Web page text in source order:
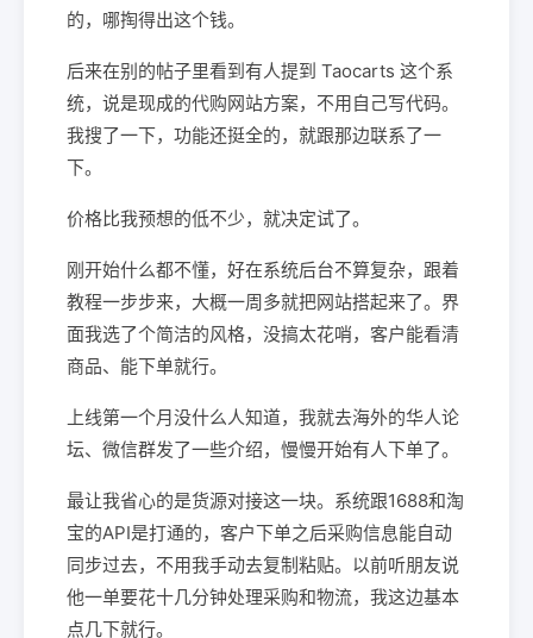
的，哪掏得出这个钱。
后来在别的帖子里看到有人提到 Taocarts 这个系
统，说是现成的代购网站方案，不用自己写代码。
我搜了一下，功能还挺全的，就跟那边联系了一
下。
价格比我预想的低不少，就决定试了。
刚开始什么都不懂，好在系统后台不算复杂，跟着
教程一步步来，大概一周多就把网站搭起来了。界
面我选了个简洁的风格，没搞太花哨，客户能看清
商品、能下单就行。
上线第一个月没什么人知道，我就去海外的华人论
坛、微信群发了一些介绍，慢慢开始有人下单了。
最让我省心的是货源对接这一块。系统跟1688和淘
宝的API是打通的，客户下单之后采购信息能自动
同步过去，不用我手动去复制粘贴。以前听朋友说
他一单要花十几分钟处理采购和物流，我这边基本
点几下就行。